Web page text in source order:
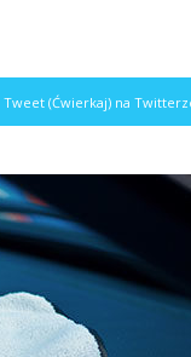
Tweet (Ćwierkaj) na